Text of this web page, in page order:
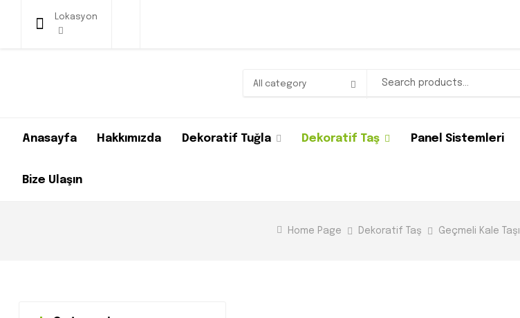
Lokasyon
All category
Anasayfa Hakkımızda Dekoratif Tuğla Dekoratif Taş Panel Sistemleri
Bize Ulaşın
Home Page Dekoratif Taş Geçmeli Kale Taşı